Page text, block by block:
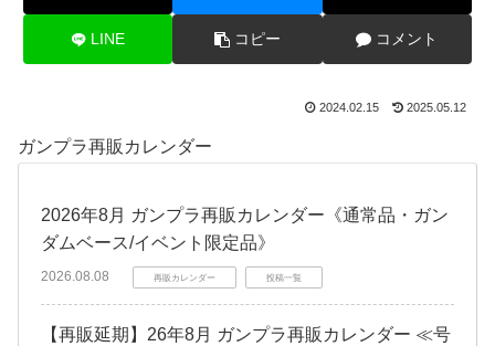
LINE コピー コメント
2024.02.15 2025.05.12
ガンプラ再販カレンダー
2026年8月 ガンプラ再販カレンダー《通常品・ガン
ダムベース/イベント限定品》
2026.08.08 再販カレンダー 投稿一覧
【再販延期】26年8月 ガンプラ再販カレンダー ≪号